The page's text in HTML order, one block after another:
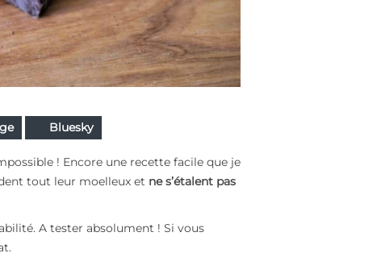
Bluesky
! Encore une recette facile que je
tout leur moelleux et ne s’étalent pas
A tester absolument ! Si vous